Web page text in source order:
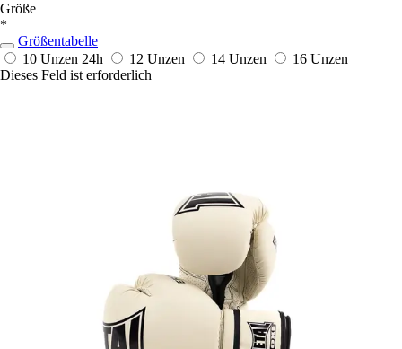
Größe
*
Größentabelle
10 Unzen 24h 12 Unzen 14 Unzen
16 Unzen
Dieses Feld ist erforderlich